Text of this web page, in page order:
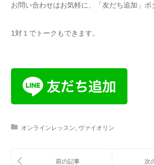
お問い合わせはお気軽に、「友だち追加」ボ
1対１でトークもできます。
オンラインレッスン ヴァイオリン